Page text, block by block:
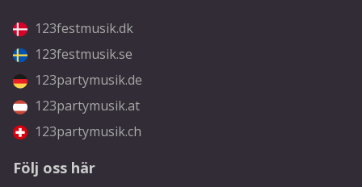
123festmusik.dk
123festmusik.se
123partymusik.de
123partymusik.at
123partymusik.ch
Följ oss här